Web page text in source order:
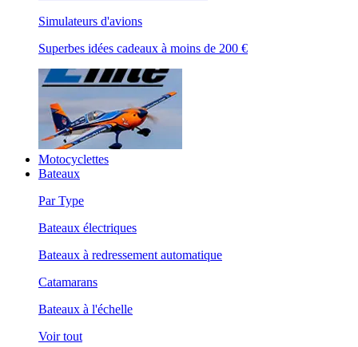
Simulateurs d'avions
Superbes idées cadeaux à moins de 200 €
Motocyclettes
Bateaux
Par Type
Bateaux électriques
Bateaux à redressement automatique
Catamarans
Bateaux à l'échelle
Voir tout